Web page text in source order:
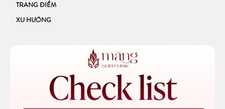
TRANG ĐIỂM
XU HƯỚNG